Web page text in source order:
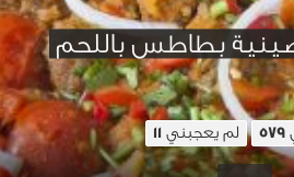
بطاطس باللحم
579 لم يعجبني 11